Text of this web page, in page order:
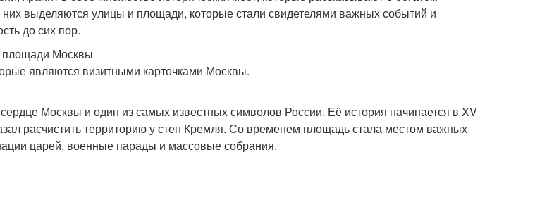
выделяются улицы и площади, которые стали свидетелями важных событий и
до сих пор.
площади Москвы
являются визитными карточками Москвы.
Москвы и один из самых известных символов России. Её история начинается в XV
расчистить территорию у стен Кремля. Со временем площадь стала местом важных
царей, военные парады и массовые собрания.